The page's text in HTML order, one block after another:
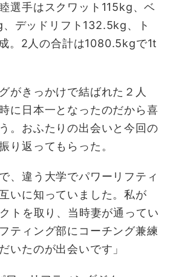
選手はスクワット115kg、ベ
デッドリフト132.5kg、ト
。2人の合計は1080.5kgで1t
がきっかけで結ばれた２人
に日本一となったのだから喜
。おふたりの出会いと今回の
り返ってもらった。
、違う大学でパワーリフティ
いに知っていました。私が
トを取り、当時妻が通ってい
ティング部にコーチング兼練
いたのが出会いです」